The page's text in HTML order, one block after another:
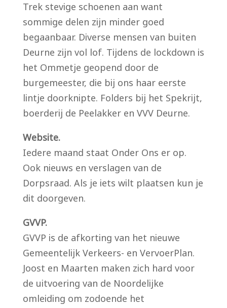
Trek stevige schoenen aan want
sommige delen zijn minder goed
begaanbaar. Diverse mensen van buiten
Deurne zijn vol lof. Tijdens de lockdown is
het Ommetje geopend door de
burgemeester, die bij ons haar eerste
lintje doorknipte. Folders bij het Spekrijt,
boerderij de Peelakker en VVV Deurne.
Website.
Iedere maand staat Onder Ons er op.
Ook nieuws en verslagen van de
Dorpsraad. Als je iets wilt plaatsen kun je
dit doorgeven.
GVVP.
GVVP is de afkorting van het nieuwe
Gemeentelijk Verkeers- en VervoerPlan.
Joost en Maarten maken zich hard voor
de uitvoering van de Noordelijke
omleiding om zodoende het